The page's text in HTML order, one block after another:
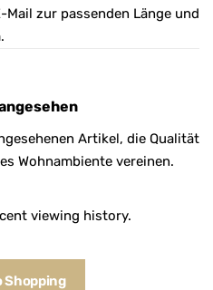
zur passenden Länge und
Artikel, die Qualität
Wohnambiente vereinen.
viewing history.
Shopping